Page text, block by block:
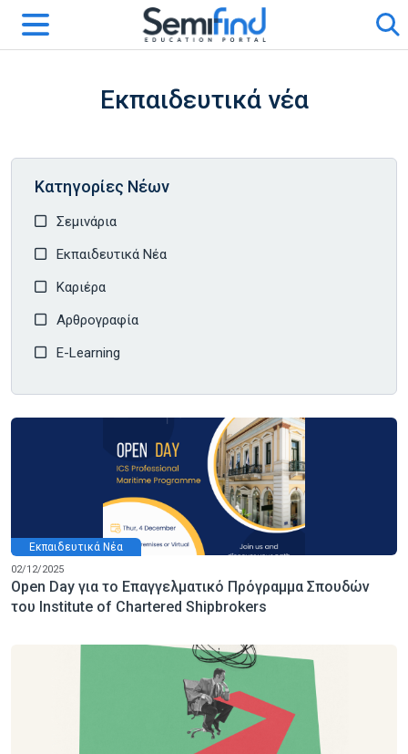
Εκπαιδευτικά νέα
Κατηγορίες Νέων
Σεμινάρια
Εκπαιδευτικά Νέα
Καριέρα
Αρθρογραφία
E-Learning
Εκπαιδευτικά Νέα
02/12/2025
Open Day για το Επαγγελματικό Πρόγραμμα Σπουδών
του Institute of Chartered Shipbrokers